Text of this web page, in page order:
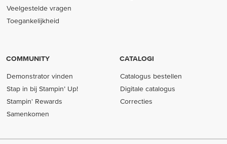
Veelgestelde vragen
Toegankelijkheid
COMMUNITY
Demonstrator vinden
Stap in bij Stampin’ Up!
Stampin' Rewards
Samenkomen
CATALOGI
Catalogus bestellen
Digitale catalogus
Correcties